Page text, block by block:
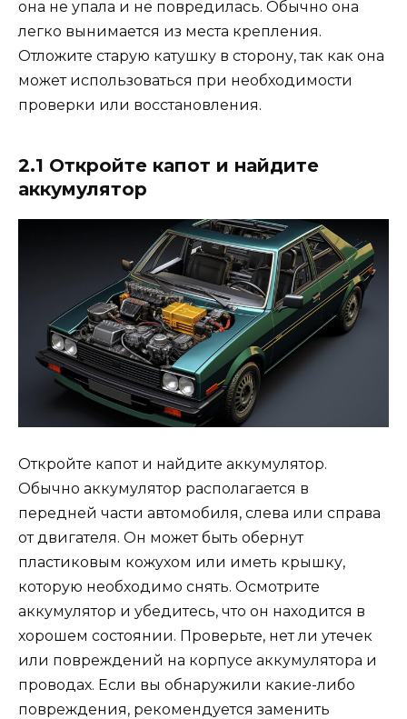
она не упала и не повредилась. Обычно она
легко вынимается из места крепления.
Отложите старую катушку в сторону, так как она
может использоваться при необходимости
проверки или восстановления.
2.1 Откройте капот и найдите
аккумулятор
Откройте капот и найдите аккумулятор.
Обычно аккумулятор располагается в
передней части автомобиля, слева или справа
от двигателя. Он может быть обернут
пластиковым кожухом или иметь крышку,
которую необходимо снять. Осмотрите
аккумулятор и убедитесь, что он находится в
хорошем состоянии. Проверьте, нет ли утечек
или повреждений на корпусе аккумулятора и
проводах. Если вы обнаружили какие-либо
повреждения, рекомендуется заменить